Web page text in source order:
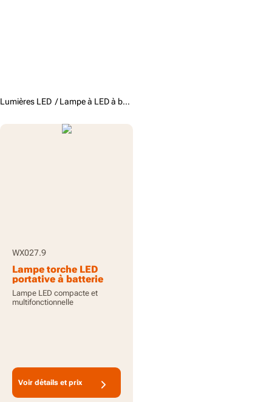
Lumières LED / Lampe à LED à batterie
WX027.9
Lampe torche LED
portative à batterie
20V - Outil seul
Lampe LED compacte et
multifonctionnelle
Voir détails et prix